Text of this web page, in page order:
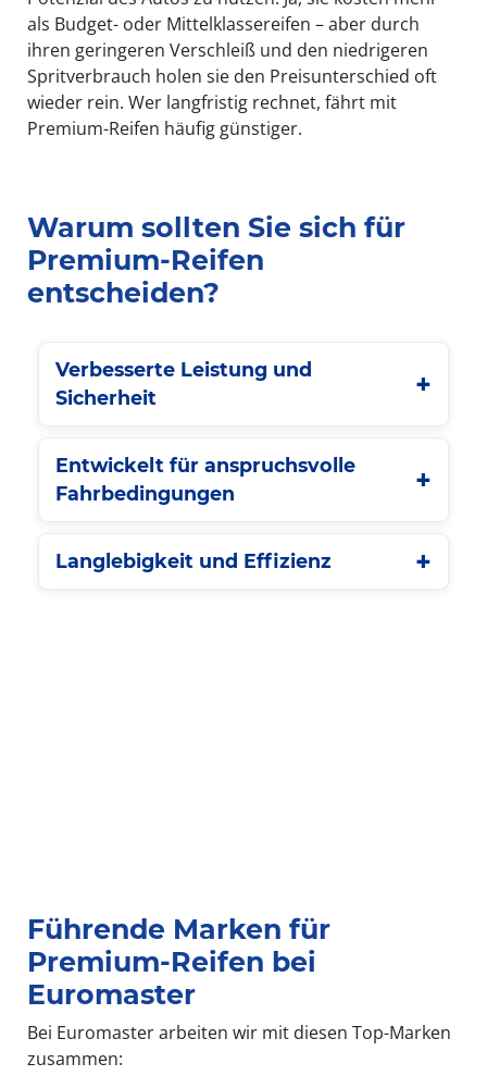
als Budget- oder Mittelklassereifen – aber durch
ihren geringeren Verschleiß und den niedrigeren
Spritverbrauch holen sie den Preisunterschied oft
wieder rein. Wer langfristig rechnet, fährt mit
Premium-Reifen häufig günstiger.
Warum sollten Sie sich für
Premium-Reifen
entscheiden?
Verbesserte Leistung und
Sicherheit
Entwickelt für anspruchsvolle
Fahrbedingungen
Langlebigkeit und Effizienz
Führende Marken für
Premium-Reifen bei
Euromaster
Bei Euromaster arbeiten wir mit diesen Top-Marken
zusammen: